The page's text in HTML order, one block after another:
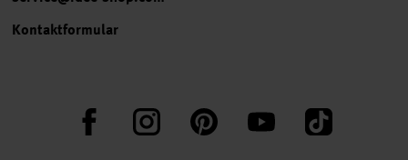
Kontaktformular
FacebookInstagram PinterestYouTube TikTok